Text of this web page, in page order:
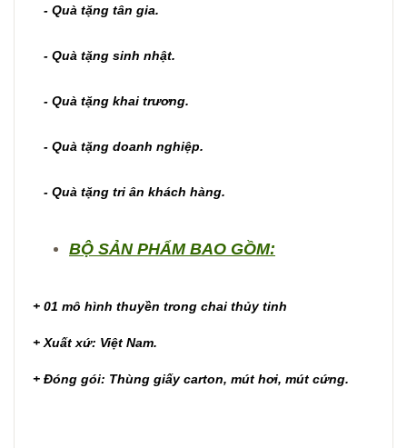
- Quà tặng tân gia.
- Quà tặng sinh nhật.
- Quà tặng khai trương.
- Quà tặng doanh nghiệp.
- Quà tặng tri ân khách hàng.
BỘ SẢN PHẨM BAO GỒM:
+ 01 mô hình thuyền trong chai thủy tinh
+ Xuất xứ: Việt Nam.
+ Đóng gói: Thùng giấy carton, mút hơi, mút cứng.